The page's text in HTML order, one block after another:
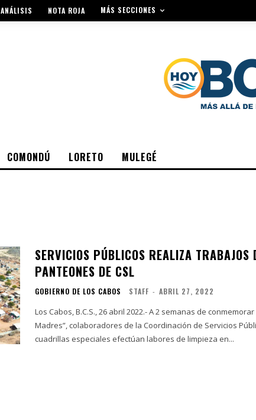
ANÁLISIS NOTA ROJA MÁS SECCIONES
COMONDÚ LORETO MULEGÉ
SERVICIOS PÚBLICOS REALIZA TRABAJOS
PANTEONES DE CSL
GOBIERNO DE LOS CABOS STAFF - ABRIL 27, 2022
Los Cabos, B.C.S., 26 abril 2022.- A 2 semanas de
Madres”, colaboradores de la Coordinación de Servicios
cuadrillas especiales efectúan labores de limpieza en...